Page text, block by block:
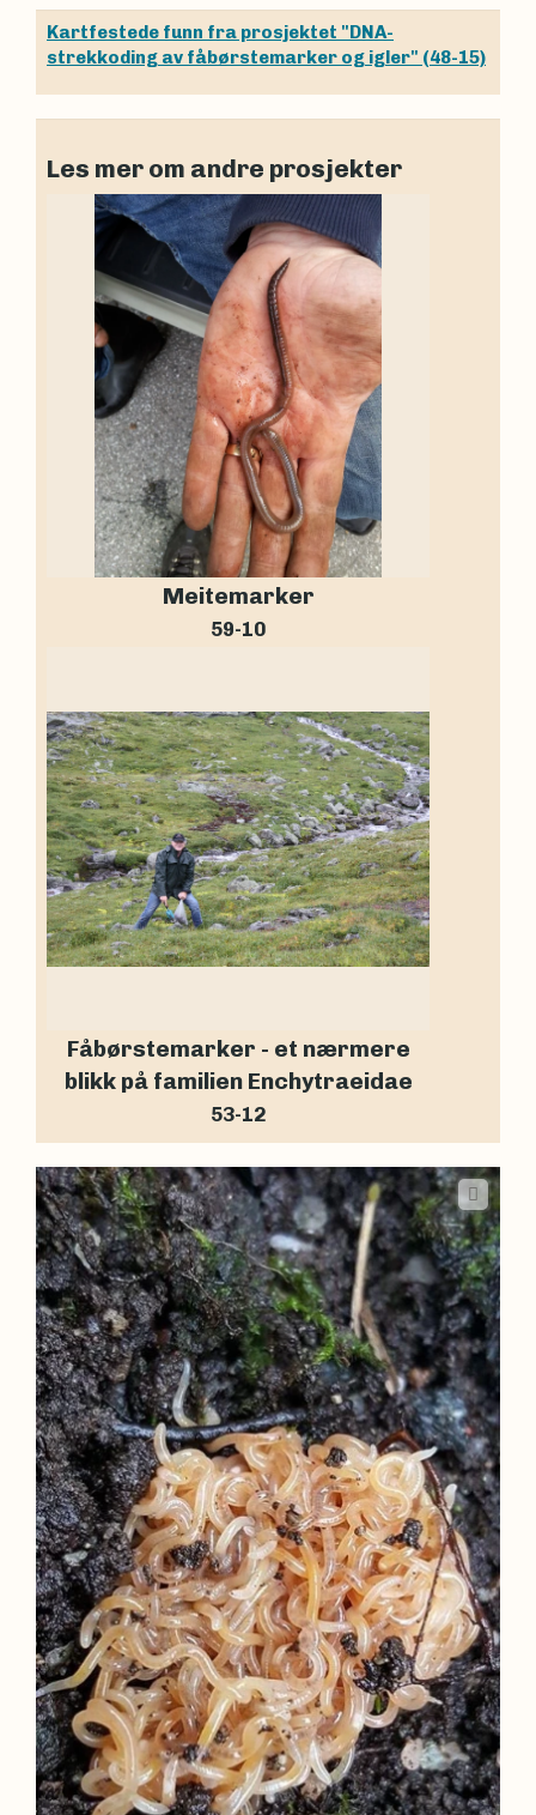
Kartfestede funn fra prosjektet "DNA-
strekkoding av fåbørstemarker og igler" (48-15)
Les mer om andre prosjekter
Meitemarker
59-10
Fåbørstemarker - et nærmere
blikk på familien Enchytraeidae
53-12